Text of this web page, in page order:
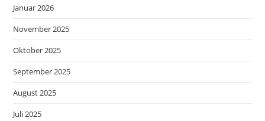
Januar 2026
November 2025
Oktober 2025
September 2025
August 2025
Juli 2025